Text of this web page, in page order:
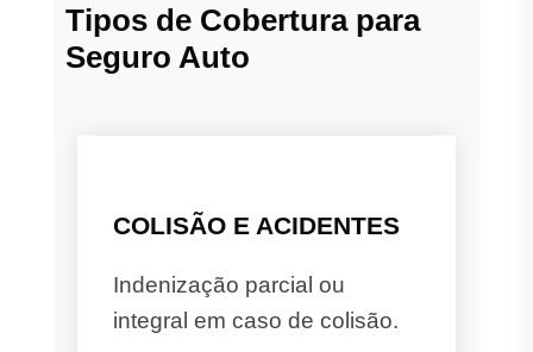
Tipos de Cobertura para
Seguro Auto
COLISÃO E ACIDENTES
Indenização parcial ou
integral em caso de colisão.